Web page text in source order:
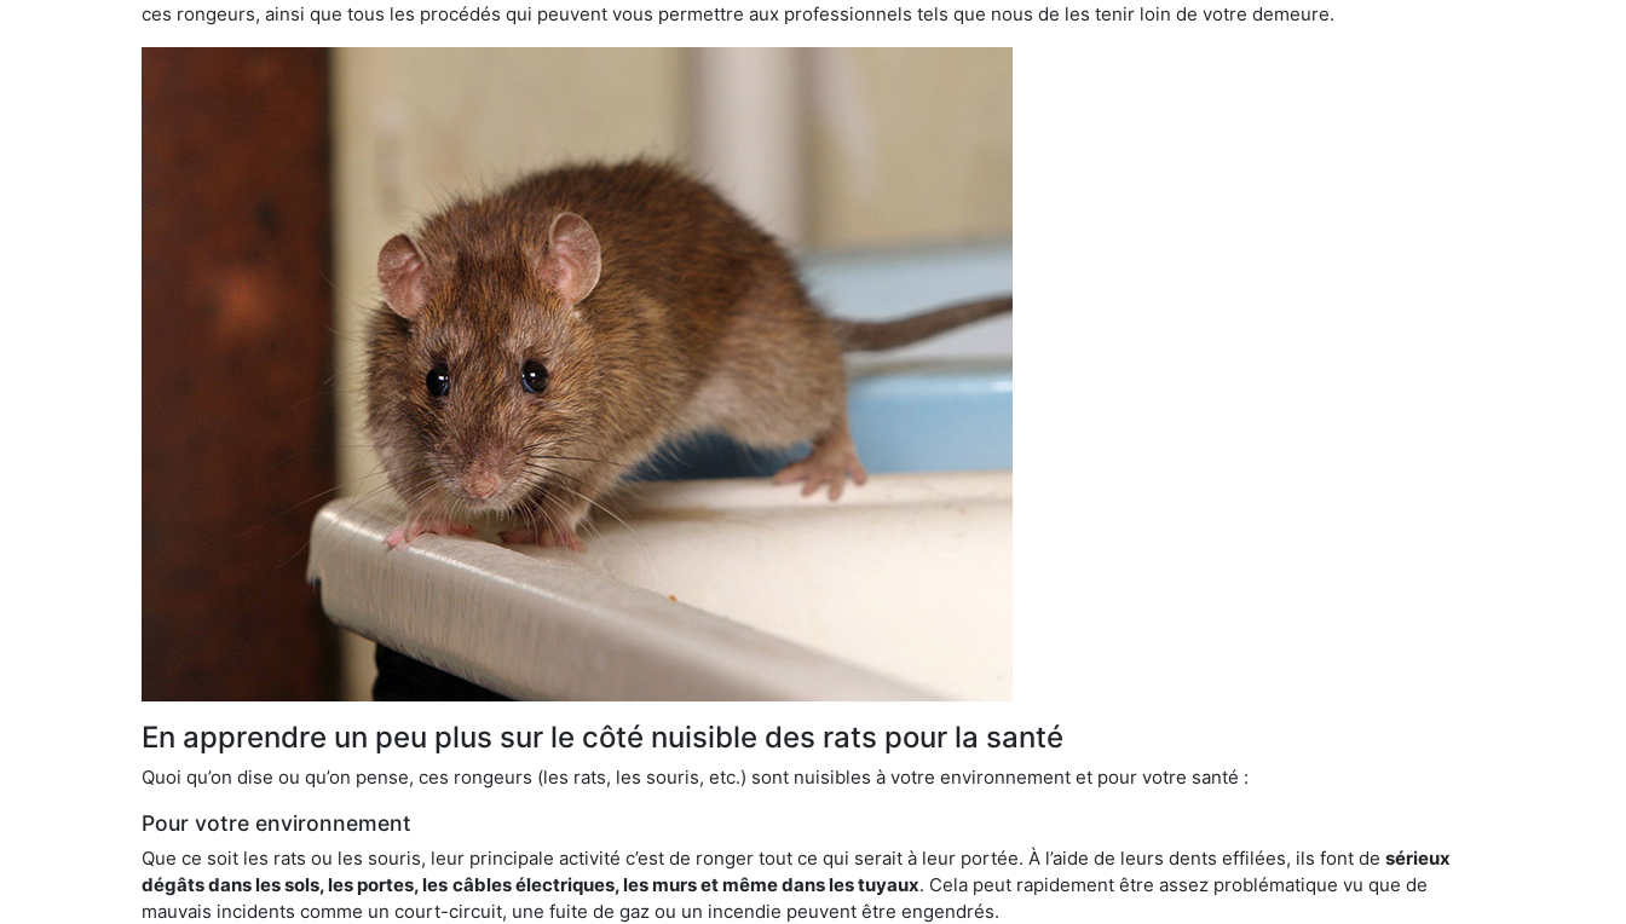
ces rongeurs, ainsi que tous les procédés qui peuvent vous permettre aux professionnels tels que nous de les tenir loin de votre demeure.
En apprendre un peu plus sur le côté nuisible des rats pour la santé
Quoi qu’on dise ou qu’on pense, ces rongeurs (les rats, les souris, etc.) sont nuisibles à votre environnement et pour votre santé :
Pour votre environnement
Que ce soit les rats ou les souris, leur principale activité c’est de ronger tout ce qui serait à leur portée. À l’aide de leurs dents effilées, ils font de sérieux
dégâts dans les sols, les portes, les câbles électriques, les murs et même dans les tuyaux. Cela peut rapidement être assez problématique vu que de
mauvais incidents comme un court-circuit, une fuite de gaz ou un incendie peuvent être engendrés.